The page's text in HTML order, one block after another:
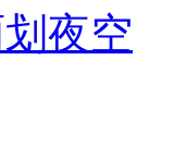
夜空